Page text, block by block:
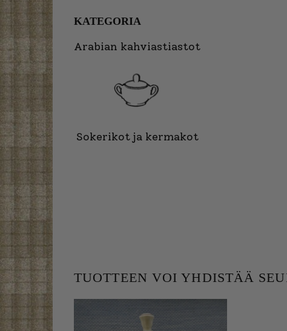
KATEGORIA
Arabian kahviastiastot
Sokerikot ja kermakot
TUOTTEEN VOI YHDISTÄÄ